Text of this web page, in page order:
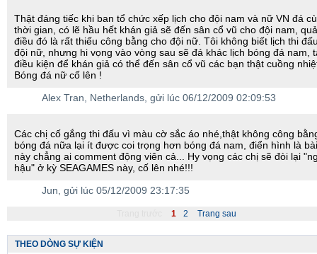
Thật đáng tiếc khi ban tổ chức xếp lịch cho đội nam và nữ VN đá
thời gian, có lẽ hầu hết khán giả sẽ đến sân cổ vũ cho đội nam,
điều đó là rất thiếu công bằng cho đội nữ. Tôi không biết lịch thi
đội nữ, nhưng hi vọng vào vòng sau sẽ đá khác lịch bóng đá nam,
điều kiện để khán giả có thể đến sân cổ vũ các bạn thật cuồng
Bóng đá nữ cố lên !
Alex Tran , Netherlands, gửi lúc 06/12/2009 02:09:53
Các chị cố gắng thi đấu vì màu cờ sắc áo nhé,thật không công
bóng đá nữa lại ít được coi trọng hơn bóng đá nam, điển hình là
này chẳng ai comment động viên cả... Hy vọng các chị sẽ đòi lại
hậu" ở kỳ SEAGAMES này, cố lên nhé!!!
Jun , gửi lúc 05/12/2009 23:17:35
1 2 Trang sau
THEO DÒNG SỰ KIỆN